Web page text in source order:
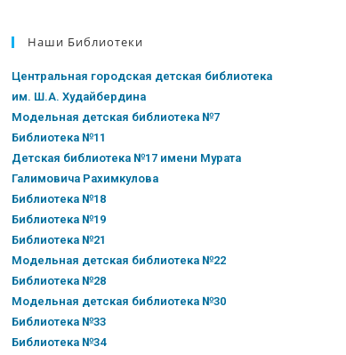
Наши Библиотеки
Центральная городская детская библиотека
им. Ш.А. Худайбердина
Модельная детская библиотека №7
Библиотека №11
Детская библиотека №17 имени Мурата
Галимовича Рахимкулова
Библиотека №18
Библиотека №19
Библиотека №21
Модельная детская библиотека №22
Библиотека №28
Модельная детская библиотека №30
Библиотека №33
Библиотека №34